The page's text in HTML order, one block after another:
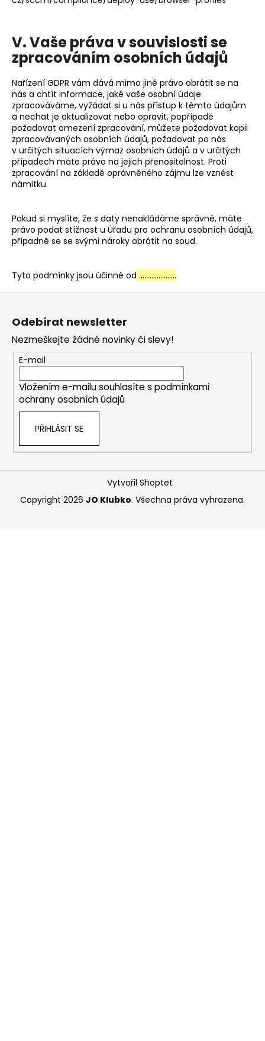
V. Vaše práva v souvislosti se
zpracováním osobních údajů
Nařízení GDPR vám dává mimo jiné právo obrátit se na
nás a chtít informace, jaké vaše osobní údaje
zpracováváme, vyžádat si u nás přístup k těmto údajům
a nechat je aktualizovat nebo opravit, popřípadě
požadovat omezení zpracování, můžete požadovat kopii
zpracovávaných osobních údajů, požadovat po nás
v určitých situacích výmaz osobních údajů a v určitých
případech máte právo na jejich přenositelnost. Proti
zpracování na základě oprávněného zájmu lze vznést
námitku.
Pokud si myslíte, že s daty nenakládáme správně, máte
právo podat stížnost u Úřadu pro ochranu osobních údajů,
případně se se svými nároky obrátit na soud.
Tyto podmínky jsou účinné od …………………
Z
Odebírat newsletter
Nezmeškejte žádné novinky či slevy!
E-mail
Vložením e-mailu souhlasíte s podmínkami
ochrany osobních údajů
PŘIHLÁSIT SE
Vytvořil Shoptet
Copyright 2026 JO Klubko. Všechna práva vyhrazena.